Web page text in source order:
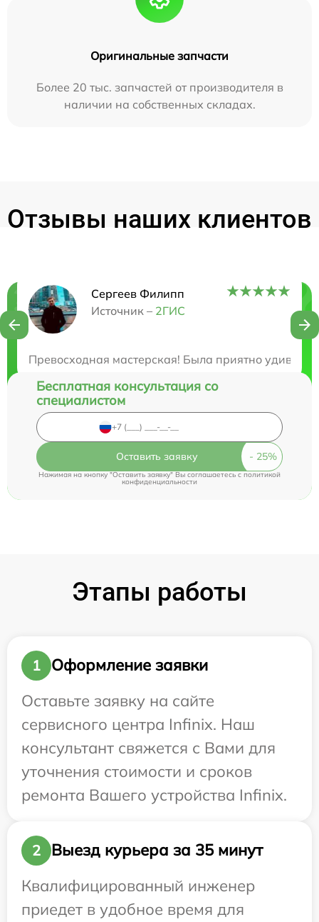
Оригинальные запчасти
Более 20 тыс. запчастей от производителя в
наличии на собственных складах.
Отзывы наших клиентов
Сергеев Филипп
Источник – 2ГИС
Превосходная мастерская! Была приятно
Нужна консультация?
Бесплатная консультация со
специалистом
Оставить заявку
Нажимая на кнопку "Оставить заявку" Вы соглашаетесь cполитикой
конфиденциальности
Этапы работы
1
Оформление заявки
Оставьте заявку на сайте
сервисного центра Infinix. Наш
консультант свяжется с Вами для
уточнения стоимости и сроков
ремонта Вашего устройства Infinix.
2
Выезд курьера за 35 минут
Квалифицированный инженер
приедет в удобное время для